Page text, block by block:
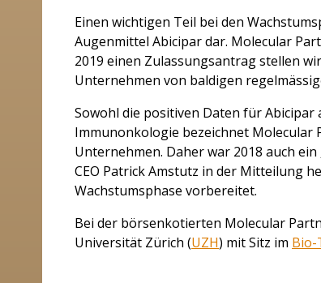
Einen wichtigen Teil bei den
Augenmittel Abicipar dar. Molecular
2019 einen Zulassungsantrag stellen
Unternehmen von baldigen
Sowohl die positiven Daten für
Immunonkologie bezeichnet Molecular
Unternehmen. Daher war 2018 auch
CEO Patrick Amstutz in der Mitteilung
Wachstumsphase vorbereitet.
Bei der börsenkotierten Molecular
Universität Zürich (UZH) mit Sitz im Bio-